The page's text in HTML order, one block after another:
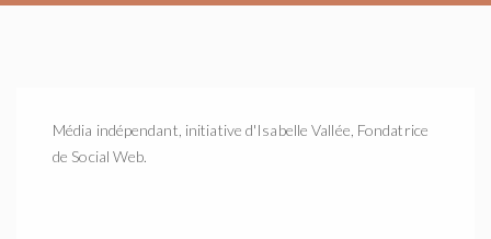
Média indépendant, initiative d'Isabelle Vallée, Fondatrice
de Social Web.